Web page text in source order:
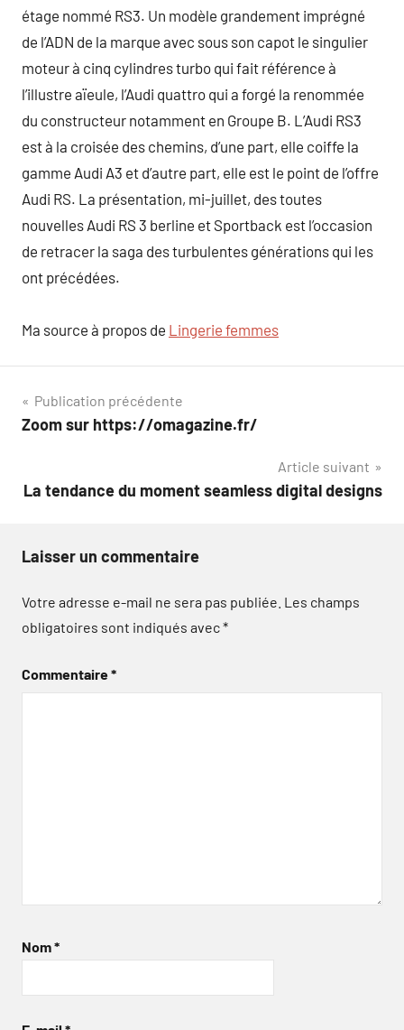
étage nommé RS3. Un modèle grandement imprégné
de l’ADN de la marque avec sous son capot le singulier
moteur à cinq cylindres turbo qui fait référence à
l’illustre aïeule, l’Audi quattro qui a forgé la renommée
du constructeur notamment en Groupe B. L’Audi RS3
est à la croisée des chemins, d’une part, elle coiffe la
gamme Audi A3 et d’autre part, elle est le point de l’offre
Audi RS. La présentation, mi-juillet, des toutes
nouvelles Audi RS 3 berline et Sportback est l’occasion
de retracer la saga des turbulentes générations qui les
ont précédées.
Ma source à propos de Lingerie femmes
Navigation
de
Publication précédente
Zoom sur https://omagazine.fr/
Article suivant
La tendance du moment seamless digital designs
Laisser un commentaire
Votre adresse e-mail ne sera pas publiée. Les champs
obligatoires sont indiqués avec*
Commentaire*
Nom*